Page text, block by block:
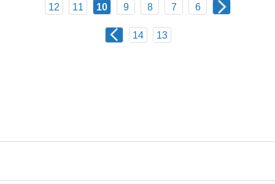
6
7
8
9
10
11
12
13
14